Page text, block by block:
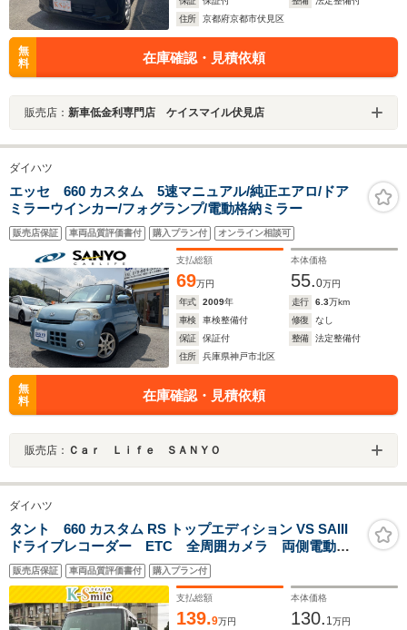
住所
京都府京都市伏見区
無
料
在庫確認・見積依頼
販売店： 新車低金利専門店 ケイスマイル伏見店
ダイハツ
エッセ 660 カスタム 5速マニュアル/純正エアロ/ドア
ミラーウインカー/フォグランプ/電動格納ミラー
販売店保証 車両品質評価書付 購入プラン付 オンライン相談可
支払総額
69万円
本体価格
55.0万円
年式
2009年 走行 6.3万km
車検
車検整備付 修復
なし
保証
保証付 整備
法定整備付
住所
兵庫県神戸市北区
無
料
在庫確認・見積依頼
販売店： Ｃａｒ Ｌｉｆｅ ＳＡＮＹＯ
ダイハツ
タント 660 カスタム RS トップエディション VS SAIII
ドライブレコーダー ETC 全周囲カメラ 両側電動ス
ライドドア TV 衝突被害軽減システム オートマチッ
クハイビーム オートライト LEDヘッドランプ アイ
ドリングストップ スマートキー
販売店保証 車両品質評価書付 購入プラン付
支払総額
139.9万円
本体価格
130. 1万円